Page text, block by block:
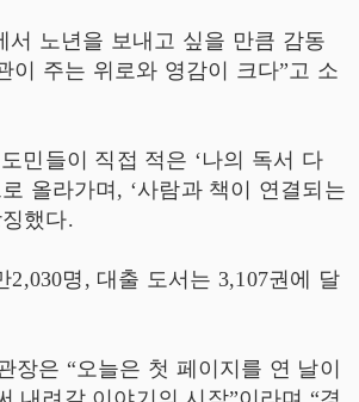
서 노년을 보내고 싶을 만큼 감동
이 주는 위로와 영감이 크다”고 소
민들이 직접 적은 ‘나의 독서 다
올라가며, ‘사람과 책이 연결되는
했다.
2,030명, 대출 도서는 3,107권에 달
장은 “오늘은 첫 페이지를 연 날이